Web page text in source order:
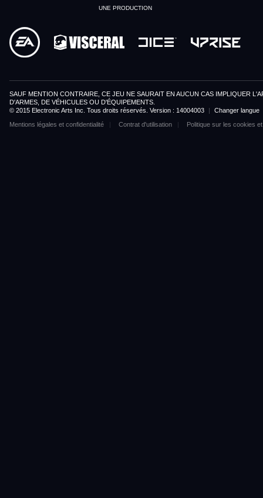
UNE PRODUCTION
SAUF MENTION CONTRAIRE, CE JEU NE SAURAIT EN AUCUN CAS IMPLIQUER
D'ARMES, DE VÉHICULES OU D'ÉQUIPEMENTS.
© 2015 Electronic Arts Inc. Tous droits réservés. Version : 14004003
|
Changer langue
Mentions légales et confidentialité
Contrat d'utilisation Politique sur les cookies